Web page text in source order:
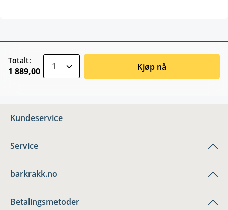
Totalt:
1 889,00 kr Kjøp nå
Kundeservice
Service
barkrakk.no
Betalingsmetoder